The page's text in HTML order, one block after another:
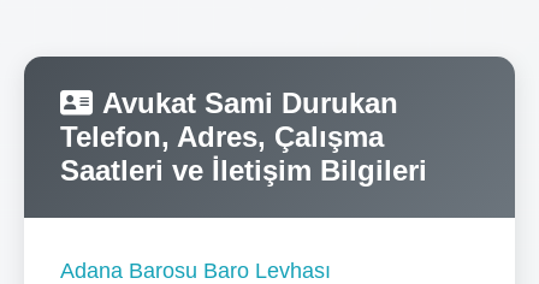
Avukat Sami Durukan
Telefon, Adres, Çalışma
Saatleri ve İletişim Bilgileri
Adana Barosu Baro Levhası